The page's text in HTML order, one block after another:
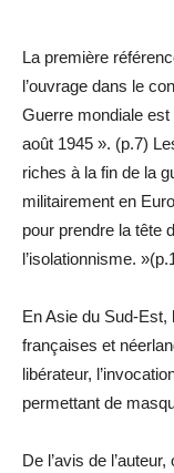
La première
l’ouvrage dans le
Guerre mondiale est
août 1945 ». (p.7)
riches à la fin de la
militairement en
pour prendre la tête
l’isolationnisme.
En Asie du Sud-Est,
françaises et
libérateur,
permettant de
De l’avis de